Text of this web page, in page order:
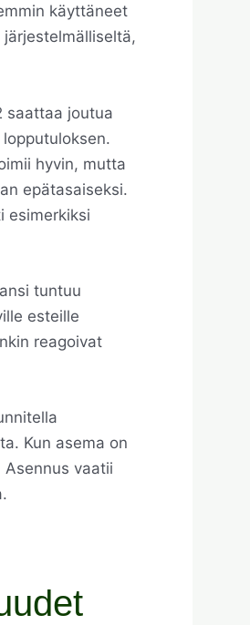
käyttäneet
saattaa joutua
hyvin, mutta
epätasaiseksi.
esimerkiksi
tuntuu
esteille
reagoivat
Kun asema on
vaatii